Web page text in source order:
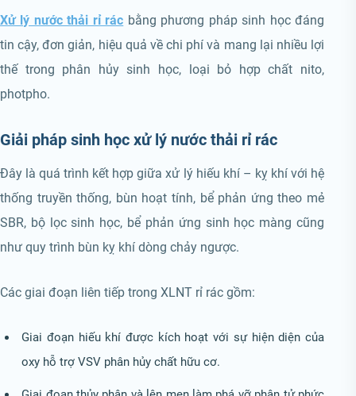
Xử lý nước thải rỉ rác bằng phương pháp sinh học đáng
tin cậy, đơn giản, hiệu quả về chi phí và mang lại nhiều lợi
thế trong phân hủy sinh học, loại bỏ hợp chất nito,
photpho.
Giải pháp sinh học xử lý nước thải rỉ rác
Đây là quá trình kết hợp giữa xử lý hiếu khí – kỵ khí với hệ
thống truyền thống, bùn hoạt tính, bể phản ứng theo mẻ
SBR, bộ lọc sinh học, bể phản ứng sinh học màng cũng
như quy trình bùn kỵ khí dòng chảy ngược.
Các giai đoạn liên tiếp trong XLNT rỉ rác gồm:
Giai đoạn hiếu khí được kích hoạt với sự hiện diện của
oxy hỗ trợ VSV phân hủy chất hữu cơ.